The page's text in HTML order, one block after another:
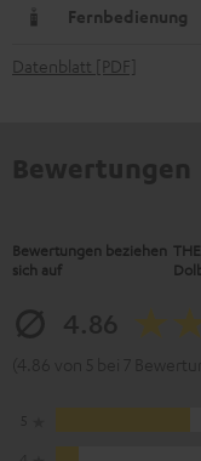
Fernbedienung
Datenblatt [PDF]
Bewertungen beziehen
sich auf